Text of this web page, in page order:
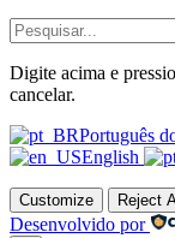
Digite acima e
cancelar.
Português
English
Customize Reject
Desenvolvido por